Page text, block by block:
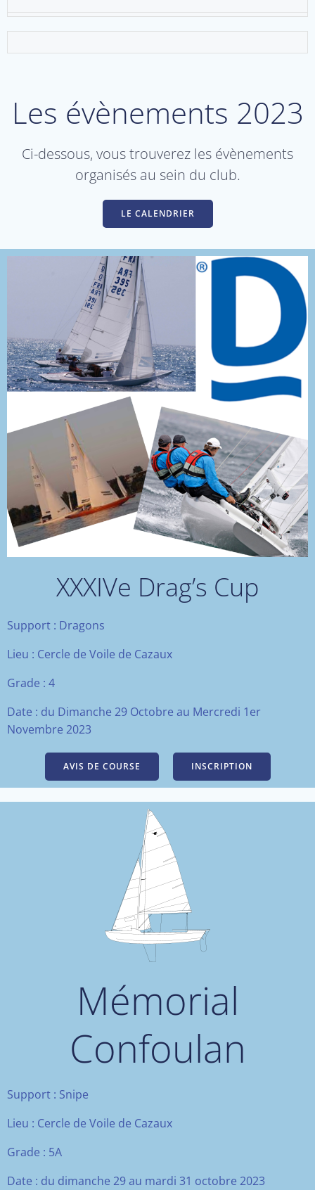
Les évènements 2023
Ci-dessous, vous trouverez les évènements
organisés au sein du club.
LE CALENDRIER
XXXIVe Drag’s Cup
Support : Dragons
Lieu : Cercle de Voile de Cazaux
Grade : 4
Date : du Dimanche 29 Octobre au Mercredi 1er
Novembre 2023
AVIS DE COURSE INSCRIPTION
Mémorial
Confoulan
Support : Snipe
Lieu : Cercle de Voile de Cazaux
Grade : 5A
Date : du dimanche 29 au mardi 31 octobre 2023